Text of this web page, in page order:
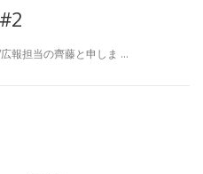
報担当の齊藤と申しま …